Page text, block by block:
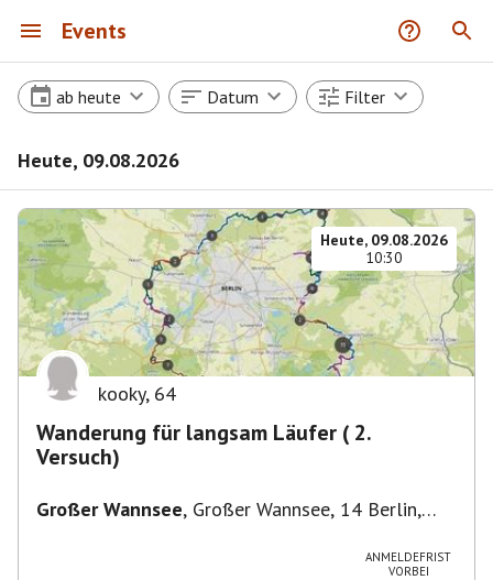
Events
ab heute Datum Filter
Heute, 09.08.2026
Heute, 09.08.2026
10:30
kooky, 64
Wanderung für langsam Läufer ( 2.
Versuch)
Großer Wannsee, Großer Wannsee, 14 Berlin,
ANMELDEFRIST
VORBEI